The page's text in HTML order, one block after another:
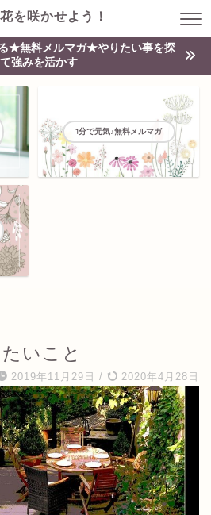
を咲かせよう！
★無料メルマガ★やりたい事を探
て強みを活かす
1分で元気♪無料メルマガ
いこと
2019年11月29日 / 2020年4月28日